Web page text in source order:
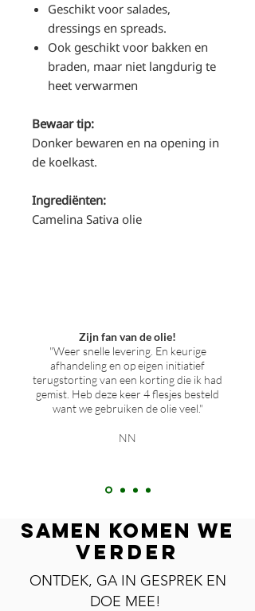
Geschikt voor salades,
dressings en spreads.
Ook geschikt voor bakken en
braden, maar niet langdurig te
heet verwarmen
Bewaar tip:
Donker bewaren en na opening in
de koelkast.
Ingrediënten:
Camelina Sativa olie
Zijn fan van de olie!
"Weer snelle levering. En keurige
afhandeling en op eigen initiatief
terugstorting van een korting die ik had
gemist. Heb deze keer 4 flesjes besteld
want we gebruiken de olie veel."
NN
samen komEN we
VERDEr
ONTDEK, GA IN GESPREK EN
DOE MEE!